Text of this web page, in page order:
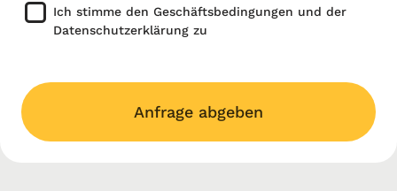
Ich stimme den Geschäftsbedingungen und der
Datenschutzerklärung zu
Anfrage abgeben